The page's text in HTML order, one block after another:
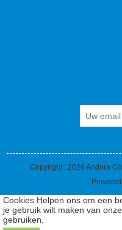
Copyright ; 2026 Andora
Cookies Helpen ons om een
je gebruik wilt maken van
gebruiken.